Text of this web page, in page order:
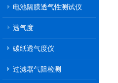
电池隔膜透气性测试仪
透气度
碳纸透气度仪
过滤器气阻检测